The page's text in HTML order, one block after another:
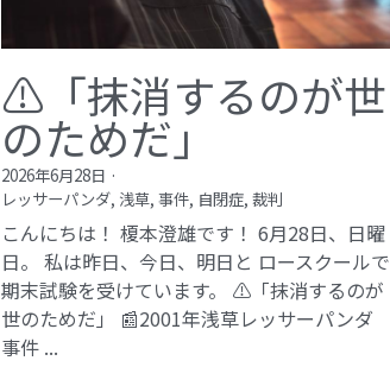
⚠️「抹消するのが世
のためだ」​
2026年6月28日 ·
レッサーパンダ, 浅草, 事件, 自閉症, 裁判
こんにちは！ 榎本澄雄です！ 6月28日、日曜
日。 私は昨日、今日、明日と ロースクールで
期末試験を受けています。 ⚠️「抹消するのが
世のためだ」 📰2001年浅草レッサーパンダ
事件​ ...